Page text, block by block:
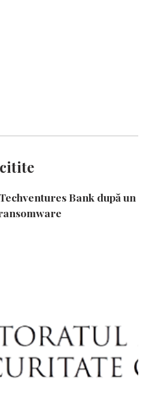
Bank după un